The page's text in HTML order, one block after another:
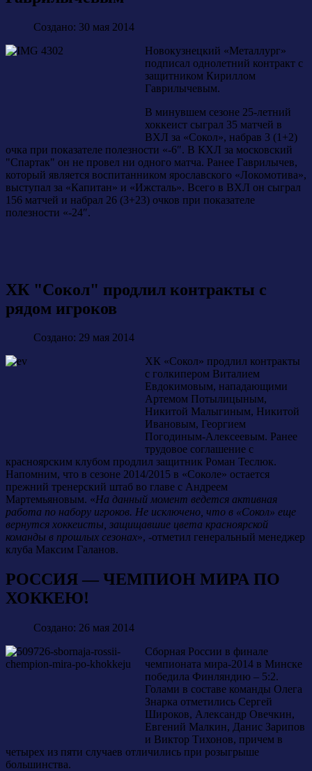
Создано: 30 мая 2014
Новокузнецкий «Металлург»
подписал однолетний контракт с
защитником Кириллом
Гаврилычевым.
В минувшем сезоне 25-летний
хоккеист сыграл 35 матчей в
ВХЛ за «Сокол», набрав 3 (1+2)
очка при показателе полезности «-6″. В КХЛ за московский
"Спартак" он не провел ни одного матча. Ранее Гаврилычев,
который является воспитанником ярославского «Локомотива»,
выступал за «Капитан» и «Ижсталь». Всего в ВХЛ он сыграл
156 матчей и набрал 26 (3+23) очков при показателе
полезности «-24″.
ХК "Сокол" продлил контракты с
рядом игроков
Создано: 29 мая 2014
ХК «Сокол» продлил контракты
с голкипером Виталием
Евдокимовым, нападающими
Артемом Потылицыным,
Никитой Малыгиным, Никитой
Ивановым, Георгием
Погодиным-Алексеевым. Ранее
трудовое соглашение с
красноярским клубом продлил защитник Роман Теслюк.
Напомним, что в сезоне 2014/2015 в «Соколе» остается
прежний тренерский штаб во главе с Андреем
Мартемьяновым. «На данный момент ведется активная
работа по набору игроков. Не исключено, что в «Сокол» еще
вернутся хоккеисты, защищавшие цвета красноярской
команды в прошлых сезонах», -отметил генеральный менеджер
клуба Максим Галанов.
РОССИЯ — ЧЕМПИОН МИРА ПО
ХОККЕЮ!
Создано: 26 мая 2014
Сборная России в финале
чемпионата мира-2014 в Минске
победила Финляндию – 5:2.
Голами в составе команды Олега
Знарка отметились Сергей
Широков, Александр Овечкин,
Евгений Малкин, Данис Зарипов
и Виктор Тихонов, причем в
четырех из пяти случаев отличились при розыгрыше
большинства.